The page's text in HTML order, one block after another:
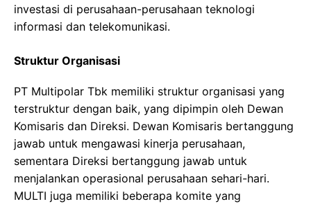
investasi di perusahaan-perusahaan teknologi
informasi dan telekomunikasi.
Struktur Organisasi
PT Multipolar Tbk memiliki struktur organisasi yang
terstruktur dengan baik, yang dipimpin oleh Dewan
Komisaris dan Direksi. Dewan Komisaris bertanggung
jawab untuk mengawasi kinerja perusahaan,
sementara Direksi bertanggung jawab untuk
menjalankan operasional perusahaan sehari-hari.
MULTI juga memiliki beberapa komite yang